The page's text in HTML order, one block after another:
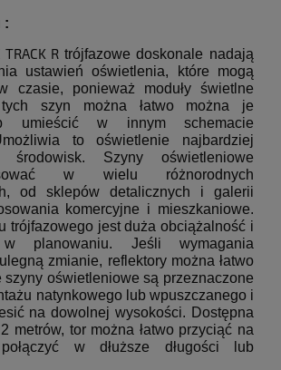
:
TRACK R trójfazowe doskonale nadają
ustawień oświetlenia, które mogą
czasie, ponieważ moduły świetlne
szyn można łatwo
można je
umieścić w innym schemacie
to oświetlenie najbardziej
środowisk.
Szyny oświetleniowe
w wielu różnorodnych
od sklepów detalicznych i galerii
komercyjne i mieszkaniowe.
trójfazowego jest duża obciążalność i
planowaniu.
Jeśli wymagania
zmianie, reflektory można łatwo
szyny oświetleniowe są przeznaczone
natynkowego lub wpuszczanego i
na dowolnej wysokości. Dostępna
metrów, tor można łatwo przyciąć na
w dłuższe długości lub